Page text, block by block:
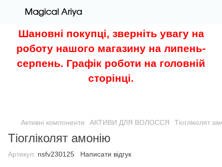
Шановні покупці, зверніть увагу на
роботу нашого магазину на липень-
серпень. Графік роботи на головній
сторінці.
Активні компоненти АКТИВИ ДЛЯ ВОЛОССЯ Тіогліколят
Тіогліколят амонію
Артикул: nsfv230125 Написати відгук